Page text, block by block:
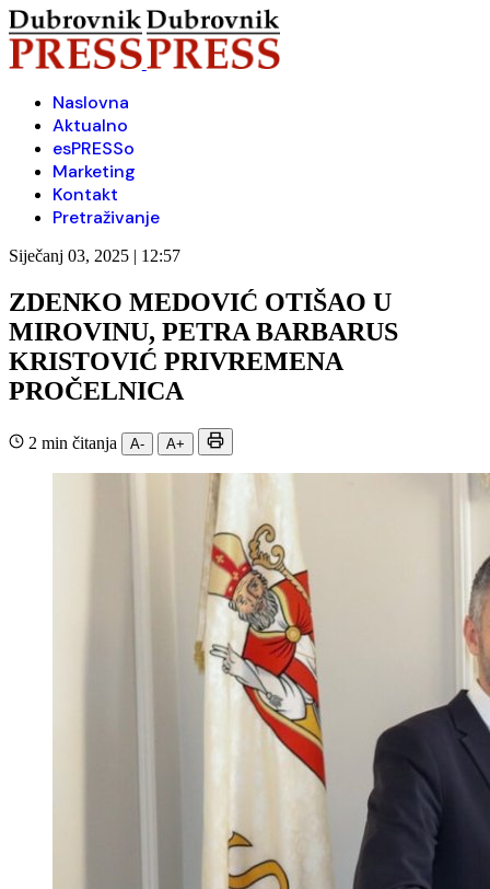
Naslovna
Aktualno
esPRESSo
Marketing
Kontakt
Pretraživanje
Siječanj 03, 2025 | 12:57
ZDENKO MEDOVIĆ OTIŠAO U
MIROVINU, PETRA BARBARUS
KRISTOVIĆ PRIVREMENA
PROČELNICA
2 min čitanja A- A+